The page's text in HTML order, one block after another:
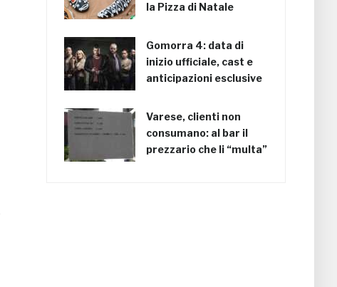
la Pizza di Natale
Gomorra 4: data di
inizio ufficiale, cast e
anticipazioni esclusive
Varese, clienti non
consumano: al bar il
prezzario che li “multa”